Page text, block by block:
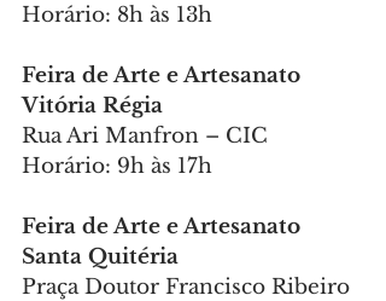
Horário: 8h às 13h
Feira de Arte e Artesanato
Vitória Régia
Rua Ari Manfron – CIC
Horário: 9h às 17h
Feira de Arte e Artesanato
Santa Quitéria
Praça Doutor Francisco Ribeiro